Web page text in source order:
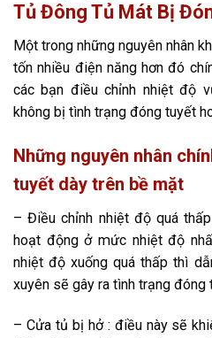
Tủ Đông Tủ Mát Bị
Một trong những nguyên nhân
tốn nhiều điện năng hơn đó
các bạn điều chỉnh nhiệt độ
không bị tình trạng đóng tuyết
Những nguyên nhân
tuyết dày trên bề mặt
– Điều chỉnh nhiệt độ quá
hoạt động ở mức nhiệt độ
nhiệt độ xuống quá thấp thì
xuyên sẽ gây ra tình trạng đóng
– Cửa tủ bị hở : điều này sẽ